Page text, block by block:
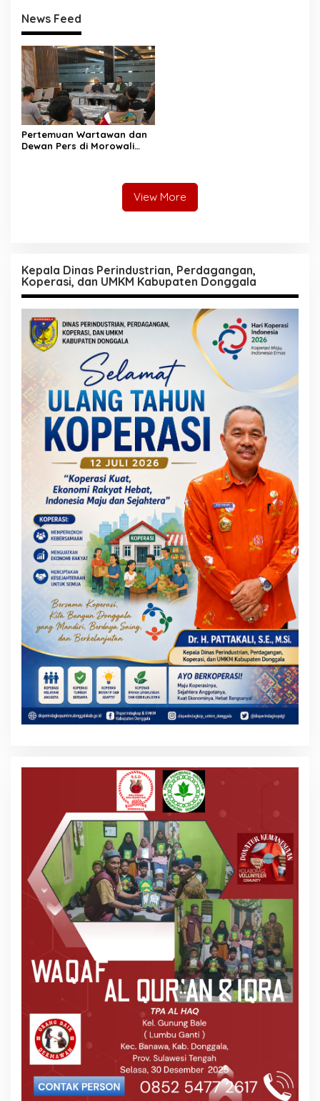
News Feed
Pertemuan Wartawan dan
Dewan Pers di Morowali
View More
Kepala Dinas Perindustrian, Perdagangan,
Koperasi, dan UMKM Kabupaten Donggala